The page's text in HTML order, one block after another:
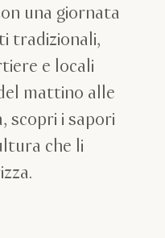
una giornata
tradizionali,
e locali
mattino alle
scopri i sapori
che li